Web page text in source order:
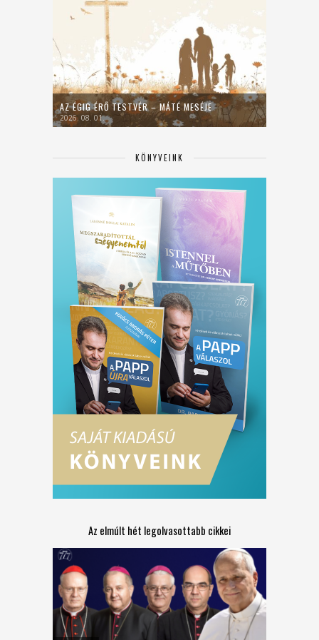
AZ ÉGIG ÉRŐ TESTVÉR – MÁTÉ MESÉJE
2026. 08. 01.
KÖNYVEINK
Az elmúlt hét legolvasottabb cikkei